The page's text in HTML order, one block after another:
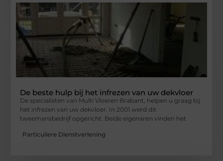
De beste hulp bij het infrezen van uw dekvloer
De specialisten van Multi Vloeren Brabant, helpen u graag bij
het infrezen van uw dekvloer. In 2001 werd dit
tweemansbedrijf opgericht. Beide eigenaren vinden het
Particuliere Dienstverlening